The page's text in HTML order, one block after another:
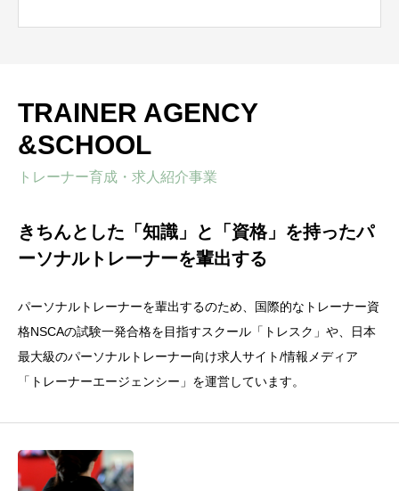
TRAINER AGENCY
&SCHOOL
トレーナー育成・求人紹介事業
きちんとした「知識」と「資格」を持ったパ
ーソナルトレーナーを輩出する
パーソナルトレーナーを輩出するのため、国際的なトレーナー資
格NSCAの試験一発合格を目指すスクール「トレスク」や、日本
最大級のパーソナルトレーナー向け求人サイト/情報メディア
「トレーナーエージェンシー」を運営しています。